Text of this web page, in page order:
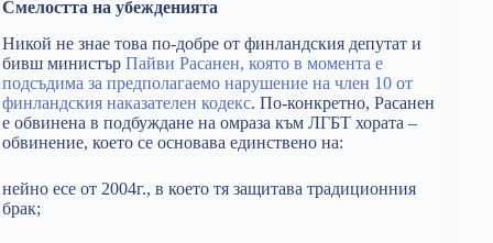
Смелостта на убежденията
Никой не знае това по-добре от финландския депутат и
бивш министър Пайви Расанен, която в момента е
подсъдима за предполагаемо нарушение на член 10 от
финландския наказателен кодекс. По-конкретно, Расанен
е обвинена в подбуждане на омраза към ЛГБТ хората –
обвинение, което се основава единствено на:
нейно есе от 2004г., в което тя защитава традиционния
брак;